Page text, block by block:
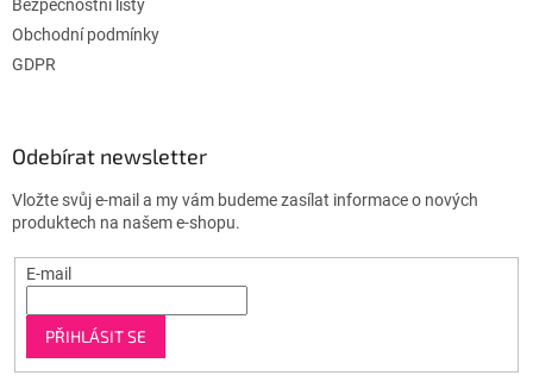
Bezpečnostní listy
Obchodní podmínky
GDPR
Odebírat newsletter
Vložte svůj e-mail a my vám budeme zasílat informace o nových
produktech na našem e-shopu.
E-mail
PŘIHLÁSIT SE